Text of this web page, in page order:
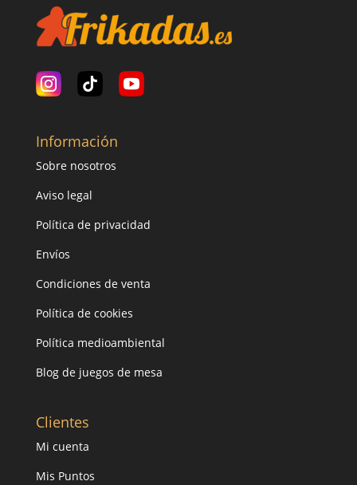
Información
Sobre nosotros
Aviso legal
Política de privacidad
Envíos
Condiciones de venta
Política de cookies
Política medioambiental
Blog de juegos de mesa
Clientes
Mi cuenta
Mis Puntos